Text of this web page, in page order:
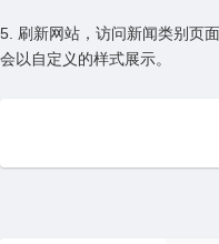
5. 刷新⽹站，访问新闻类别页
会以⾃定义的样式展⽰。